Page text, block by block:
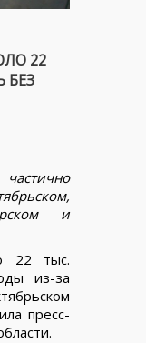
22
БЕЗ
и
22 тыс.
из-за
пресс-